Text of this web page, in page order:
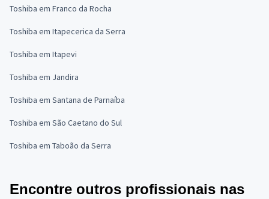
Toshiba em Franco da Rocha
Toshiba em Itapecerica da Serra
Toshiba em Itapevi
Toshiba em Jandira
Toshiba em Santana de Parnaíba
Toshiba em São Caetano do Sul
Toshiba em Taboão da Serra
Encontre outros profissionais nas